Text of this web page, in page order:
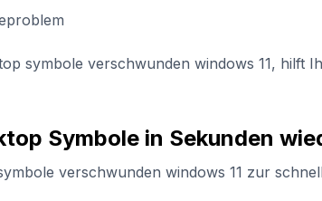
symbole verschwunden windows 11,
Symbole in Sekunden